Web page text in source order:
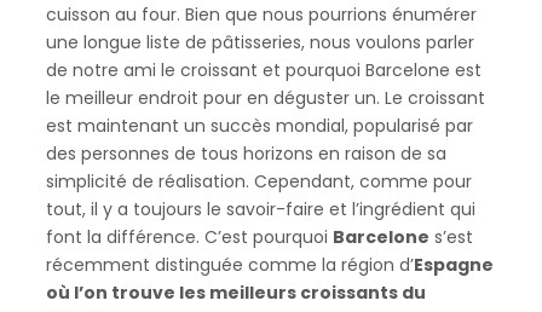
cuisson au four. Bien que nous pourrions énumérer
une longue liste de pâtisseries, nous voulons parler
de notre ami le croissant et pourquoi Barcelone est
le meilleur endroit pour en déguster un. Le croissant
est maintenant un succès mondial, popularisé par
des personnes de tous horizons en raison de sa
simplicité de réalisation. Cependant, comme pour
tout, il y a toujours le savoir-faire et l’ingrédient qui
font la différence. C’est pourquoi Barcelone s’est
récemment distinguée comme la région d’Espagne
où l’on trouve les meilleurs croissants du